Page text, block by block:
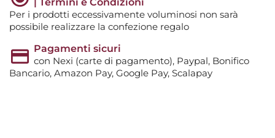
Per i prodotti eccessivamente voluminosi non sarà
possibile realizzare la confezione regalo
Pagamenti sicuri
con Nexi (carte di pagamento), Paypal, Bonifico
Bancario, Amazon Pay, Google Pay, Scalapay